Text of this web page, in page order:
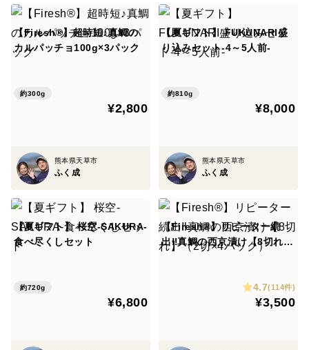
【Firesh®︎】超時短♪真鯛の
カルパッチョ100g×3パック
約300g
¥2,800
熊本県天草市
ふく成
【夏ギフト】 FUKUNARI盛
り込みセット-4～5人前-
約810g
¥8,000
熊本県天草市
ふく成
【夏ギフト】 桜空-SAKURA-
食べ尽くしセット
約720g
¥6,800
【Firesh®︎】リピーター続
出‼︎真鯛の西京漬け【8切れ】
4.7(114件)
¥3,500